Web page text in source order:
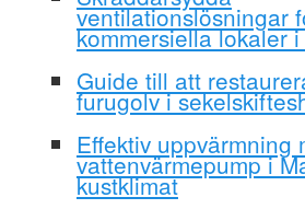
ventilationslösningar
kommersiella lokaler
Guide till att
furugolv i
Effektiv uppvärmning
vattenvärmepump i
kustklimat